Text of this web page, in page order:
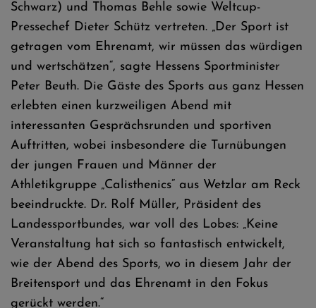
Schwarz) und Thomas Behle sowie Weltcup-
Pressechef Dieter Schütz vertreten. „Der Sport ist
getragen vom Ehrenamt, wir müssen das würdigen
und wertschätzen“, sagte Hessens Sportminister
Peter Beuth. Die Gäste des Sports aus ganz Hessen
erlebten einen kurzweiligen Abend mit
interessanten Gesprächsrunden und sportiven
Auftritten, wobei insbesondere die Turnübungen
der jungen Frauen und Männer der
Athletikgruppe „Calisthenics“ aus Wetzlar am Reck
beeindruckte. Dr. Rolf Müller, Präsident des
Landessportbundes, war voll des Lobes: „Keine
Veranstaltung hat sich so fantastisch entwickelt,
wie der Abend des Sports, wo in diesem Jahr der
Breitensport und das Ehrenamt in den Fokus
gerückt werden.“